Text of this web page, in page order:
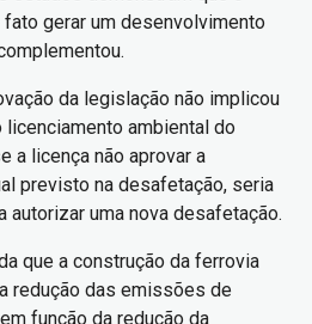
gerar um desenvolvimento
da legislação não implicou
ambiental do
a licença não aprovar a
previsto na desafetação, seria
autorizar uma nova desafetação.
que a construção da ferrovia
redução das emissões de
função da redução da